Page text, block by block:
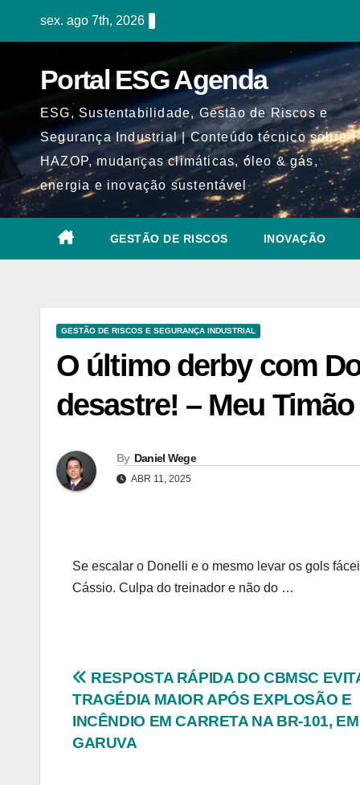
sex. ago 7th, 2026
Portal ESG Agenda
ESG, Sustentabilidade, Gestão de Riscos e
Segurança Industrial | Conteúdo técnico sobre
HAZOP, mudanças climáticas, óleo & gás,
energia e inovação sustentável
GESTÃO DE RISCOS INOVAÇÃO
GESTÃO DE RISCOS E SEGURANÇA INDUSTRIAL
O último derby com
desastre! – Meu Timão
By Daniel Wege
ABR 11, 2025
Se escalar o Donelli e o mesmo levar os gols
Cássio. Culpa do treinador e não do …
Navegação
de
Post
RESPOSTA RÁPIDA DO CBMSC
TRAGÉDIA MAIOR APÓS EXPLOSÃO E
INCÊNDIO EM CARRETA NA BR-101, EM
GARUVA